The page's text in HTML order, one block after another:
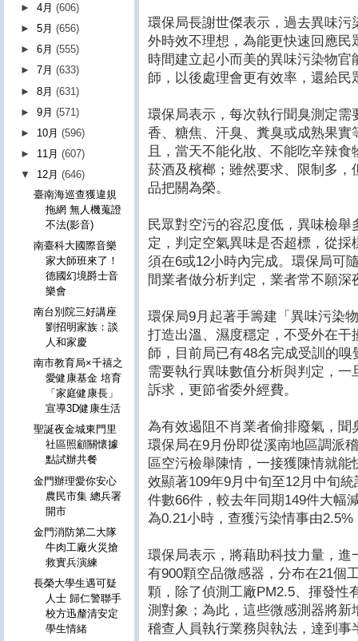
環保局長謝世傑表示，過去異味
外時效不理想，為能更快速回應
時間建立起小而美的異味污染物
師，以後處理會更有效率，還給民
環保局表示，每次執行聞臭測定
香、糖焦、汗臭、糞臭或成熟果
且，當天不能化妝、不能吃辛辣
菸酒及檳榔；雖然要求、限制多
品把關為榮。
民眾對空污的容忍度低，異味檢
定，判定空氣異味是否超標，從
須在6或12小時內完成。環保局可
間業者做分析判定，業者常不願
環保局9月起著手籌建「異味污染
打造出溫、濕度穩定，不受外在
師，目前局已有48名完成受訓的
需要執行異味數值分析與判定，
訴求，更節省委外經費。
為有效遏阻不肖業者偷排廢氣，
環保局在9月份即從溪南地區調派
區空污檢舉陳情，一接獲陳情就
效顯著109年9月中旬至12月中旬
件數66件，較去年同期149件大幅
為0.21小時，查獲污染情事由2.5%
環保局表示，將藉助科技力量，
有900顆空品微感器，分布在21個
顆，除了偵測工廠PM2.5、揮發性
測對象；為此，這些微感測器將
稽查人員執行業務與執法，達到事
►4月(606)
►5月(656)
►6月(555)
►7月(633)
►8月(631)
►9月(571)
► 10月(596)
► 11月(607)
▼ 12月(646)
臺南海巡查獲違規
拖網 無人機蒐證
不法(影音)
南臺科大國際音樂
家大師班來了！
德國幻境爵士音
樂會
南台別院三好講座
劉招明家族：談
人和家慶
南市教育局×千禧之
愛健康基金 培育
「家庭健康長」
宣導3D健康生活
聖誕夜金城東門里
社區照顧關懷據
點試辦共餐
金門辦理愛你安心
農民市集 總兵署
開市
金門消防第二大隊
牛肉工廠火災搶
救實兵演練
長榮大學生遇可疑
人士 歸仁警聯手
校方迅釐清安定
學生情緒